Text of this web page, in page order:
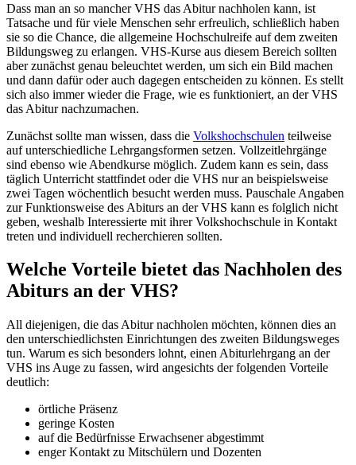
Dass man an so mancher VHS das Abitur nachholen kann, ist
Tatsache und für viele Menschen sehr erfreulich, schließlich haben
sie so die Chance, die allgemeine Hochschulreife auf dem zweiten
Bildungsweg zu erlangen. VHS-Kurse aus diesem Bereich sollten
aber zunächst genau beleuchtet werden, um sich ein Bild machen
und dann dafür oder auch dagegen entscheiden zu können. Es stellt
sich also immer wieder die Frage, wie es funktioniert, an der VHS
das Abitur nachzumachen.
Zunächst sollte man wissen, dass die Volkshochschulen teilweise
auf unterschiedliche Lehrgangsformen setzen. Vollzeitlehrgänge
sind ebenso wie Abendkurse möglich. Zudem kann es sein, dass
täglich Unterricht stattfindet oder die VHS nur an beispielsweise
zwei Tagen wöchentlich besucht werden muss. Pauschale Angaben
zur Funktionsweise des Abiturs an der VHS kann es folglich nicht
geben, weshalb Interessierte mit ihrer Volkshochschule in Kontakt
treten und individuell recherchieren sollten.
Welche Vorteile bietet das Nachholen des
Abiturs an der VHS?
All diejenigen, die das Abitur nachholen möchten, können dies an
den unterschiedlichsten Einrichtungen des zweiten Bildungsweges
tun. Warum es sich besonders lohnt, einen Abiturlehrgang an der
VHS ins Auge zu fassen, wird angesichts der folgenden Vorteile
deutlich:
örtliche Präsenz
geringe Kosten
auf die Bedürfnisse Erwachsener abgestimmt
enger Kontakt zu Mitschülern und Dozenten